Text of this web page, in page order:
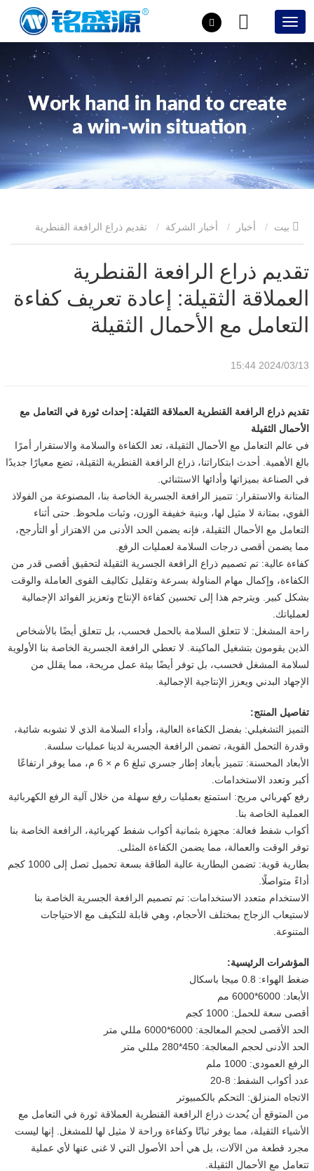
أخبار أخبار الشركة تقديم ذراع الرافعة القنطرية
العملاقة الثقيلة: إعادة تعريف كفاءة التعامل مع الأحمال الثقيلة
تقديم ذراع الرافعة القنطرية
العملاقة الثقيلة: إعادة تعريف كفاءة
التعامل مع الأحمال الثقيلة
2024/03/13 15:44
تقديم ذراع الرافعة القنطرية العملاقة الثقيلة: إحداث ثورة في التعامل مع
الأحمال الثقيلة
في عالم التعامل مع الأحمال الثقيلة، تعد الكفاءة والسلامة والاستقرار أمرًا
بالغ الأهمية. أحدث ابتكاراتنا، ذراع الرافعة القنطرية الثقيلة، تضع معيارًا جديدًا
في الصناعة بميزاتها وأدائها الاستثنائي.
المتانة والاستقرار: تتميز الرافعة الجسرية الخاصة بنا، المصنوعة من الفولاذ
القوي، بمتانة لا مثيل لها، وبنية خفيفة الوزن، وثبات ملحوظ. حتى أثناء
التعامل مع الأحمال الثقيلة، فإنه يضمن الحد الأدنى من الاهتزاز أو التأرجح،
مما يضمن أقصى درجات السلامة لعمليات الرفع.
كفاءة عالية: تم تصميم ذراع الرافعة الجسرية الثقيلة لتحقيق أقصى قدر من
الكفاءة، وإكمال مهام المناولة بسرعة وتقليل تكاليف القوى العاملة والوقت
بشكل كبير. ويترجم هذا إلى تحسين كفاءة الإنتاج وتعزيز الفوائد الإجمالية
لعملياتك.
راحة المشغل: لا تتعلق السلامة بالحمل فحسب، بل تتعلق أيضًا بالأشخاص
الذين يقومون بتشغيل الماكينة. لا تعطي الرافعة الجسرية الخاصة بنا الأولوية
لسلامة المشغل فحسب، بل توفر أيضًا بيئة عمل مريحة، مما يقلل من
الإجهاد البدني ويعزز الإنتاجية الإجمالية.
تفاصيل المنتج:
التميز التشغيلي: بفضل الكفاءة العالية، وأداء السلامة الذي لا تشوبه شائبة،
وقدرة التحمل القوية، تضمن الرافعة الجسرية لدينا عمليات سلسة.
الأبعاد المحسنة: تتميز بأبعاد إطار جسري تبلغ 6 م × 6 م، مما يوفر ارتفاعًا
أكبر وتعدد الاستخدامات.
رفع كهربائي مريح: استمتع بعمليات رفع سهلة من خلال آلية الرفع الكهربائية
العملية الخاصة بنا.
أكواب شفط فعالة: مجهزة بثمانية أكواب شفط كهربائية، الرافعة الخاصة بنا
توفر الوقت والعمالة، مما يضمن الكفاءة المثلى.
بطارية قوية: تضمن البطارية عالية الطاقة بسعة تحميل تصل إلى 1000 كجم
أداءً متواصلًا.
الاستخدام متعدد الاستخدامات: تم تصميم الرافعة الجسرية الخاصة بنا
لاستيعاب الزجاج بمختلف الأحجام، وهي قابلة للتكيف مع الاحتياجات
المتنوعة.
المؤشرات الرئيسية:
ضغط الهواء: 0.8 ميجا باسكال
الأبعاد: 6000*6000 مم
أقصى سعة للحمل: 1000 كجم
الحد الأقصى لحجم المعالجة: 6000*6000 مللي متر
الحد الأدنى لحجم المعالجة: 450*280 مللي متر
الرفع العمودي: 1000 ملم
عدد أكواب الشفط: 8-20
الاتجاه المنزلق: التحكم بالكمبيوتر
من المتوقع أن يُحدث ذراع الرافعة القنطرية العملاقة ثورة في التعامل مع
الأشياء الثقيلة، مما يوفر ثباتًا وكفاءة وراحة لا مثيل لها للمشغل. إنها ليست
مجرد قطعة من الآلات، بل هي أحد الأصول التي لا غنى عنها لأي عملية
تتعامل مع الأحمال الثقيلة.